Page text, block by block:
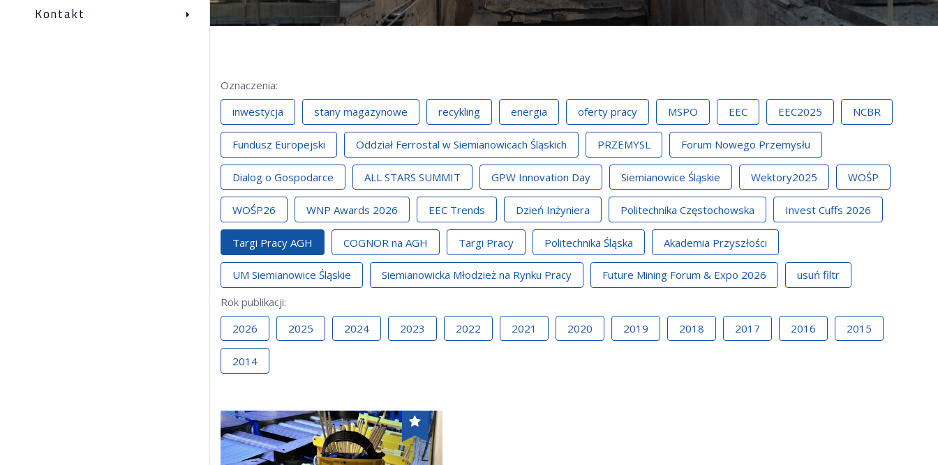
Kontakt
Oznaczenia:
inwestycja
stany magazynowe recykling energia oferty pracy MSPO EEC EEC2025 NCBR
Fundusz Europejski Oddział Ferrostal w Siemianowicach Śląskich PRZEMYSL Forum Nowego Przemysłu
Dialog o Gospodarce ALL STARS SUMMIT GPW Innovation Day Siemianowice Śląskie Wektory2025 WOŚP
WOŚP26 WNP Awards 2026 EEC Trends Dzień Inżyniera Politechnika Częstochowska Invest Cuffs 2026
Targi Pracy AGH COGNOR na AGH Targi Pracy Politechnika Śląska Akademia Przyszłości
UM Siemianowice Śląskie Siemianowicka Młodzież na Rynku Pracy Future Mining Forum & Expo 2026
usuń filtr
Rok publikacji:
2026
2025 2024 2023 2022 2021 2020 2019 2018 2017 2016 2015
2014